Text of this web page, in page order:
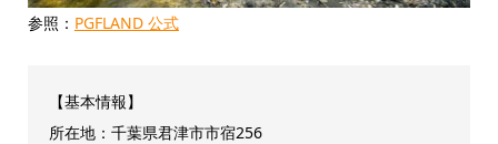
参照： PGFLAND 公式
【基本情報】
所在地：千葉県君津市市宿256